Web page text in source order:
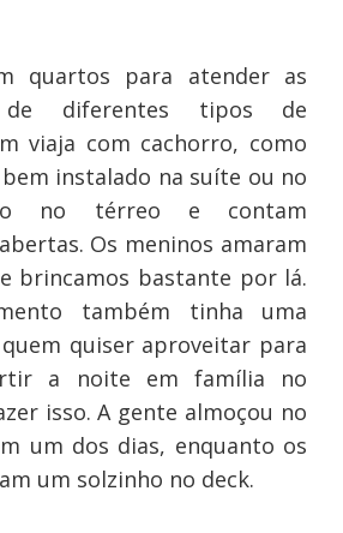
quartos para atender as
de diferentes tipos de
viaja com cachorro, como
instalado na suíte ou no
no térreo e contam
Os meninos amaram
brincamos bastante por lá.
também tinha uma
quiser aproveitar para
a noite em família no
isso. A gente almoçou no
um dos dias, enquanto os
um solzinho no deck.